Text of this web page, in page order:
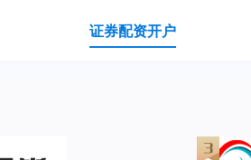
证券配资开户